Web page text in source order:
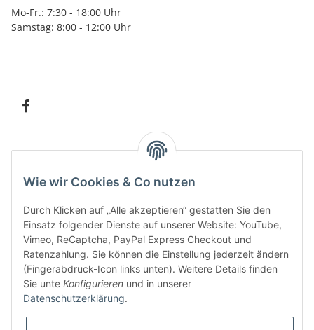
Mo-Fr.: 7:30 - 18:00 Uhr
Samstag: 8:00 - 12:00 Uhr
Bitte senden Sie mir entsprechend IhrerDatenschutzerklärungregelmäßig und
jederzeit widerruflich Informationen zu Ihrem Produktsortiment per E-Mail zu.
Wie wir Cookies & Co nutzen
Durch Klicken auf „Alle akzeptieren“ gestatten Sie den
Einsatz folgender Dienste auf unserer Website: YouTube,
Vimeo, ReCaptcha, PayPal Express Checkout und
Ratenzahlung. Sie können die Einstellung jederzeit ändern
(Fingerabdruck-Icon links unten). Weitere Details finden
Sie unte Konfigurieren und in unserer
Datenschutzerklärung.